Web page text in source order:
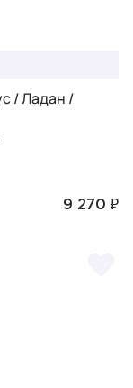
/ Ладан /
9 270 ₽